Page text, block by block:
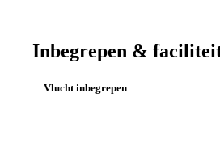
Inbegrepen &
Vlucht inbegrepen